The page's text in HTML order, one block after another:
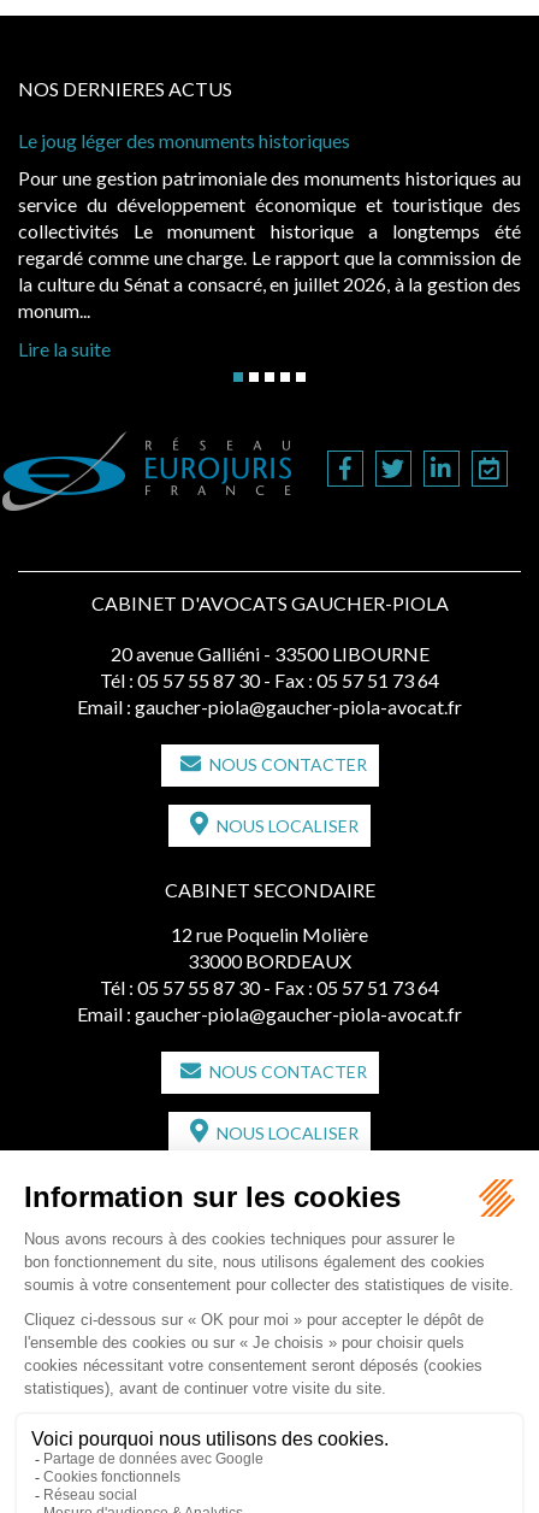
NOS DERNIERES ACTUS
monuments historiques au
et touristique des
a longtemps été
que la commission de
juillet 2026, à la gestion des
Cabines de plage : le juge admet
Evocatrices des bains de mer,
également un beau sujet
public, elles donnent lieu au
d’occupation. Saisies par des
CABINET D'AVOCATS GAUCHER-PIOLA
20 avenue Galliéni - 33500 LIBOURNE
Tél : 05 57 55 87 30 - Fax : 05 57 51 73 64
Email : gaucher-piola@gaucher-piola-avocat.fr
NOUS CONTACTER
NOUS LOCALISER
CABINET SECONDAIRE
12 rue Poquelin Molière
33000 BORDEAUX
Tél : 05 57 55 87 30 - Fax : 05 57 51 73 64
Email : gaucher-piola@gaucher-piola-avocat.fr
NOUS CONTACTER
NOUS LOCALISER
CABINET SECONDAIRE
2 bis Avenue de l'Europe
33350 ST MAGNE-DE-CASTILLON
Tél :05 57 55 87 30 - Fax : 05 57 51 73 64
Email :gaucher-piola@gaucher-piola-avocat.fr
NOUS CONTACTER
NOUS LOCALISER